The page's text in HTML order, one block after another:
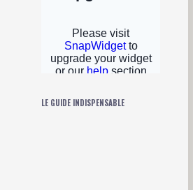
LE GUIDE INDISPENSABLE